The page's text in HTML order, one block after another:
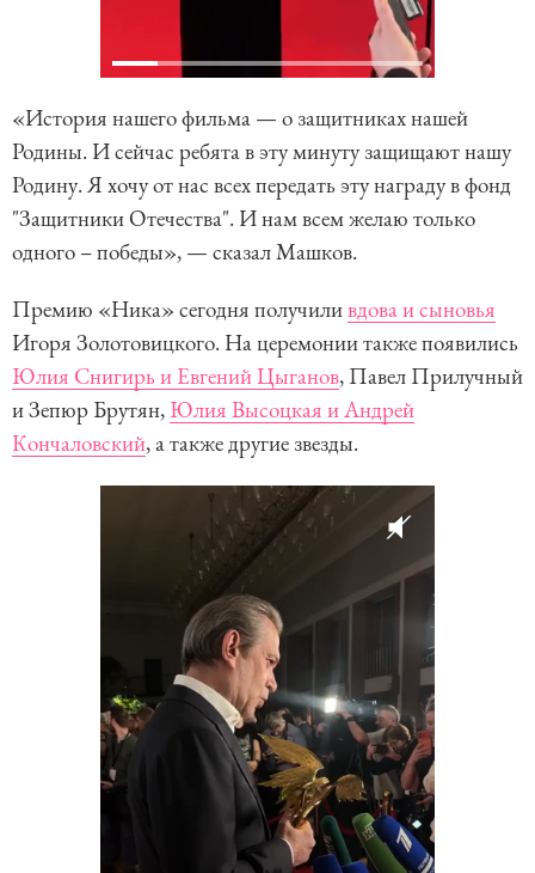
«История нашего фильма — о защитниках нашей
Родины. И сейчас ребята в эту минуту защищают нашу
Родину. Я хочу от нас всех передать эту награду в фонд
"Защитники Отечества". И нам всем желаю только
одного – победы», — сказал Машков.
Премию «Ника» сегодня получиливдова и сыновья
Игоря Золотовицкого. На церемонии также появились
Юлия Снигирь и Евгений Цыганов, Павел Прилучный
и Зепюр Брутян, Юлия Высоцкая и Андрей
Кончаловский, а также другие звезды.